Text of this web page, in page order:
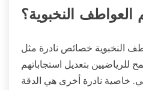
العواطف النخبوية؟
النخبوية خصائص نادرة مثل
للرياضيين بتعديل استجاباتهم
خاصية نادرة أخرى هي الدقة